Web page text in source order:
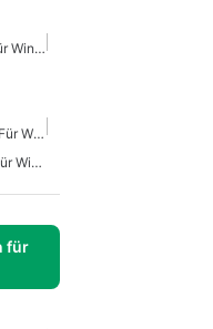
Kostenlose Videobearbeitung Für Windows
Kostenloser Video-Kompressor Für Windows
Videobearbeitungsprogramme Für Windows
für